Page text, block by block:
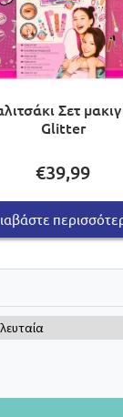
Σετ
Glitter
€39,99